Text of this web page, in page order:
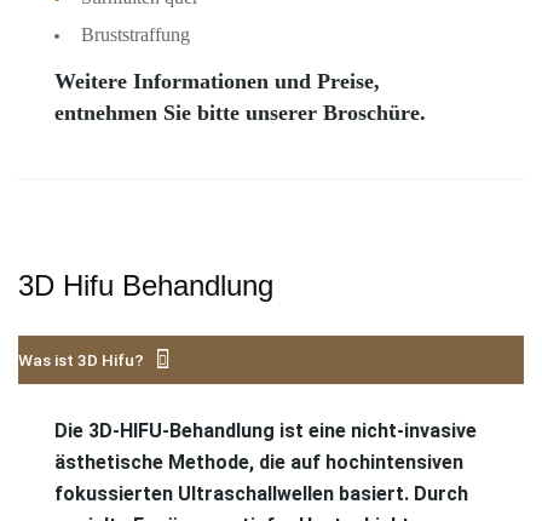
Bruststraffung
Weitere Informationen und Preise,
entnehmen Sie bitte unserer Broschüre.
3D Hifu Behandlung
Was ist 3D Hifu?
Die 3D-HIFU-Behandlung ist eine nicht-invasive
ästhetische Methode, die auf hochintensiven
fokussierten Ultraschallwellen basiert. Durch